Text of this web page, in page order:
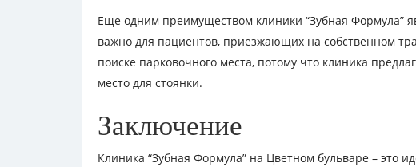
Еще одним преимуществом клиники “Зубная Формула”
важно для пациентов, приезжающих на собственном
поиске парковочного места, потому что клиника
место для стоянки.
Заключение
Клиника “Зубная Формула” на Цветном бульваре – это